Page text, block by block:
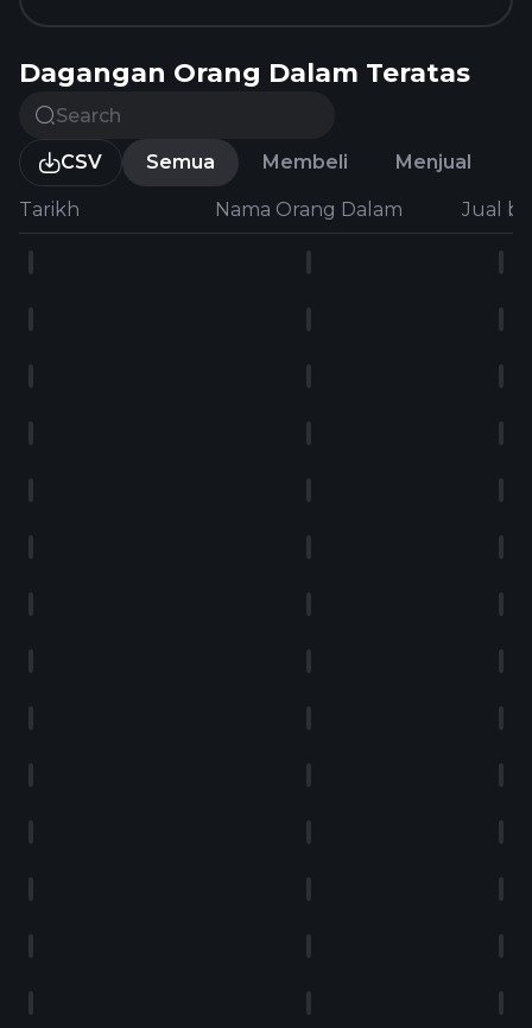
Dagangan Orang Dalam Teratas
CSV Semua Membeli Menjual
Tarikh Nama Orang Dalam Jual